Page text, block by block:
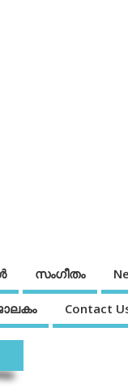
സംഗീതം
Contact